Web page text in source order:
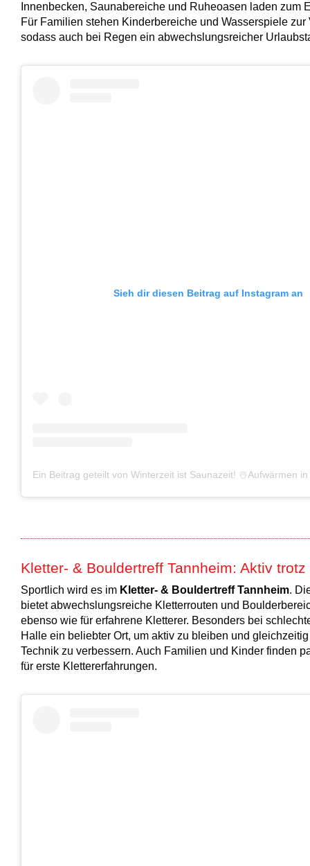
Innenbecken, Saunabereiche und Ruheoasen laden zum
Für Familien stehen Kinderbereiche und Wasserspiele zur
sodass auch bei Regen ein abwechslungsreicher
Sieh dir diesen Beitrag auf Instagram an
Kletter- & Bouldertreff Tannheim: Aktiv trotz
Sportlich wird es im Kletter- & Bouldertreff Tannheim.
bietet abwechslungsreiche Kletterrouten und
ebenso wie für erfahrene Kletterer. Besonders bei
Halle ein beliebter Ort, um aktiv zu bleiben und
Technik zu verbessern. Auch Familien und Kinder finden
für erste Klettererfahrungen.